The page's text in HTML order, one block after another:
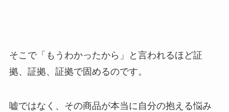
そこで「もうわかったから」と言われるほど証
拠、証拠、証拠で固めるのです。
嘘ではなく、その商品が本当に自分の抱える悩み